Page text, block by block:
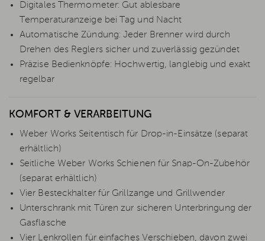
Digitales Thermometer: Gut ablesbare
Temperaturanzeige bei Tag und Nacht
Automatische Zündung: Jeder Brenner wird durch
Drehen des Reglers sicher und zuverlässig gezündet
Präzise Bedienknöpfe: Hochwertig, langlebig und exakt
regelbar
KOMFORT & VERARBEITUNG
Weber Works Seitentisch für Drop-in-Einsätze (separat
erhältlich)
Seitliche Weber Works Schienen für Snap-On-Zubehör
(separat erhältlich)
Vier Besteckhalter für Grillzange und Grillwender
Unterschrank mit Türen zur sicheren Unterbringung der
Gasflasche
Vier Lenkrollen für einfaches Verschieben, davon zwei